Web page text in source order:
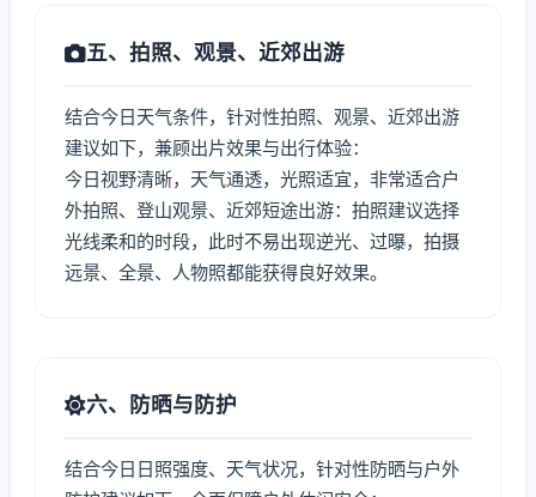
五、拍照、观景、近郊出游
结合今日天气条件，针对性拍照、观景、近郊出游
建议如下，兼顾出片效果与出行体验：
今日视野清晰，天气通透，光照适宜，非常适合户
外拍照、登山观景、近郊短途出游：拍照建议选择
光线柔和的时段，此时不易出现逆光、过曝，拍摄
远景、全景、人物照都能获得良好效果。
六、防晒与防护
结合今日日照强度、天气状况，针对性防晒与户外